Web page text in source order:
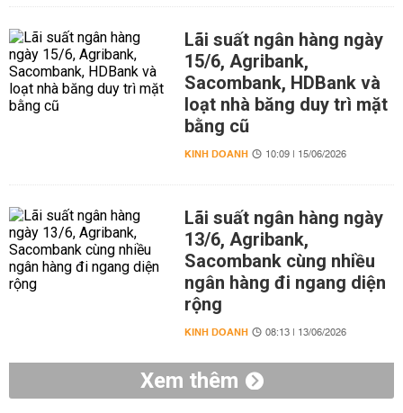
Lãi suất ngân hàng ngày
15/6, Agribank,
Sacombank, HDBank và
loạt nhà băng duy trì mặt
bằng cũ
KINH DOANH 10:09 | 15/06/2026
Lãi suất ngân hàng ngày
13/6, Agribank,
Sacombank cùng nhiều
ngân hàng đi ngang diện
rộng
KINH DOANH 08:13 | 13/06/2026
Xem thêm